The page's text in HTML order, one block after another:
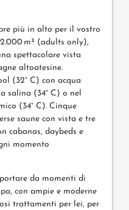
più in alto per il vostro
m² (adults only),
spettacolare vista
altoatesine.
(32° C) con acqua
salina (34° C) o nel
(34° C). Cinque
saune con vista e tre
cabanas, daybeds e
momento
da momenti di
con ampie e moderne
trattamenti per lei, per